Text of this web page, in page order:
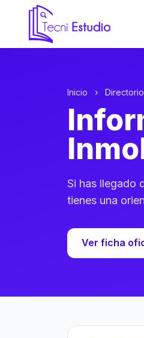
Ir a la página de inicio de
Inicio › Directorio
Si has llegado
tienes una
Ver ficha